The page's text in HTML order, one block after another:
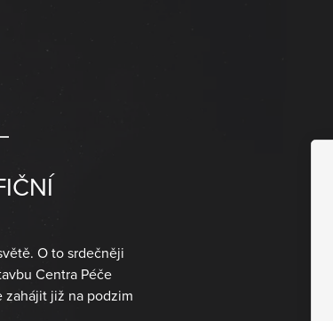
O to srdečněji
Centra Péče
zahájit již na podzim